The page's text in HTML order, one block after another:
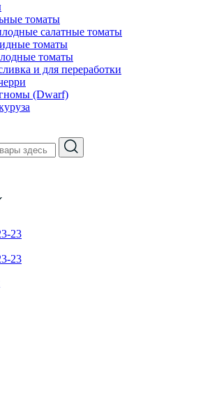
томаты
салатные томаты
томаты
томаты
и для переработки
(Dwarf)
23
23